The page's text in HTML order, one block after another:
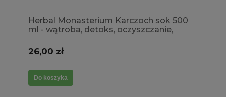
Herbal Monasterium Karczoch sok 500
ml - wątroba, detoks, oczyszczanie,
26,00 zł
Do koszyka